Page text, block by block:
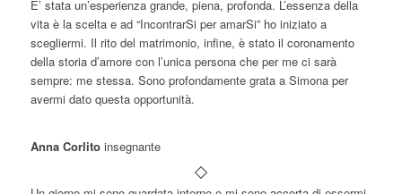
E’ stata un’esperienza grande, piena, profonda. L’essenza della
vita è la scelta e ad “IncontrarSi per amarSi” ho iniziato a
scegliermi. Il rito del matrimonio, infine, è stato il coronamento
della storia d’amore con l’unica persona che per me ci sarà
sempre: me stessa. Sono profondamente grata a Simona per
avermi dato questa opportunità.
Anna Corlito insegnante